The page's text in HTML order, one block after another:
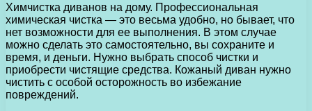
Химчистка диванов на дому. Профессиональная
химическая чистка — это весьма удобно, но бывает, что
нет возможности для ее выполнения. В этом случае
можно сделать это самостоятельно, вы сохраните и
время, и деньги. Нужно выбрать способ чистки и
приобрести чистящие средства. Кожаный диван нужно
чистить с особой осторожность во избежание
повреждений.